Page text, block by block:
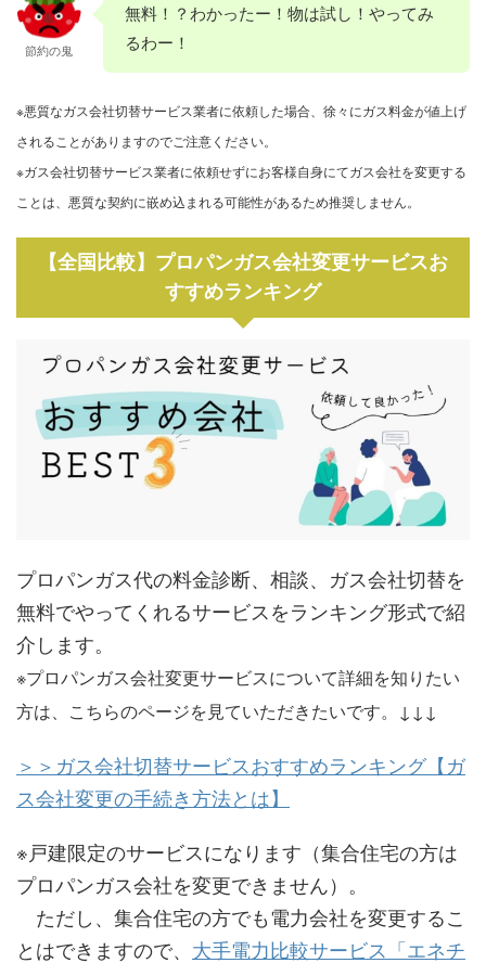
節約の鬼
無料！？わかったー！物は試し！やってみ
るわー！
※悪質なガス会社切替サービス業者に依頼した場合、徐々にガス料金が値上げ
されることがありますのでご注意ください。
※ガス会社切替サービス業者に依頼せずにお客様自身にてガス会社を変更する
ことは、悪質な契約に嵌め込まれる可能性があるため推奨しません。
【全国比較】プロパンガス会社変更サービスお
すすめランキング
プロパンガス代の料金診断、相談、ガス会社切替を
無料でやってくれるサービスをランキング形式で紹
介します。
※プロパンガス会社変更サービスについて詳細を知りたい
方は、こちらのページを見ていただきたいです。↓↓↓
＞＞ガス会社切替サービスおすすめランキング【ガ
ス会社変更の手続き方法とは】
※戸建限定のサービスになります（集合住宅の方は
プロパンガス会社を変更できません）。
ただし、集合住宅の方でも電力会社を変更するこ
とはできますので、 大手電力比較サービス「エネチ